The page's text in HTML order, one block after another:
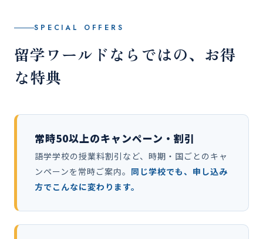
SPECIAL OFFERS
留学ワールドならではの、お得
な特典
常時50以上のキャンペーン・割引
語学学校の授業料割引など、時期・国ごとのキャ
ンペーンを常時ご案内。 同じ学校でも、申し込み
方でこんなに変わります。